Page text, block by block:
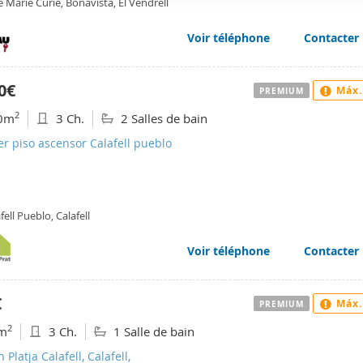
se usan para personalizar el contenido y los anuncios,
el tráfico. Además, compartimos información sobre el uso que
de redes sociales, publicidad y análisis web, quienes
que les haya proporcionado o que hayan recopilado a
Voir téléphone Contacter
2 3 Ch. 2 Salles de bain
piso ascensor Calafell pueblo
Pueblo, Calafell
Voir téléphone Contacter
PREMIUM
2 3 Ch. 1 Salle de bain
Platja Calafell, Calafell,
PREMIUM